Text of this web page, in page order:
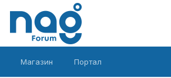
Магазин Портал